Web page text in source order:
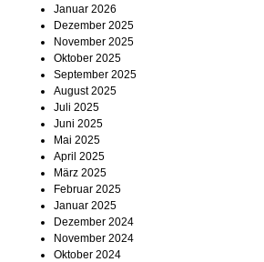
Gesundheit
Kultur
Sport
Termine
Kostenlos
Januar 2026
Dezember 2025
November 2025
Oktober 2025
September 2025
August 2025
Juli 2025
Juni 2025
Mai 2025
April 2025
März 2025
Februar 2025
Januar 2025
Dezember 2024
November 2024
Oktober 2024